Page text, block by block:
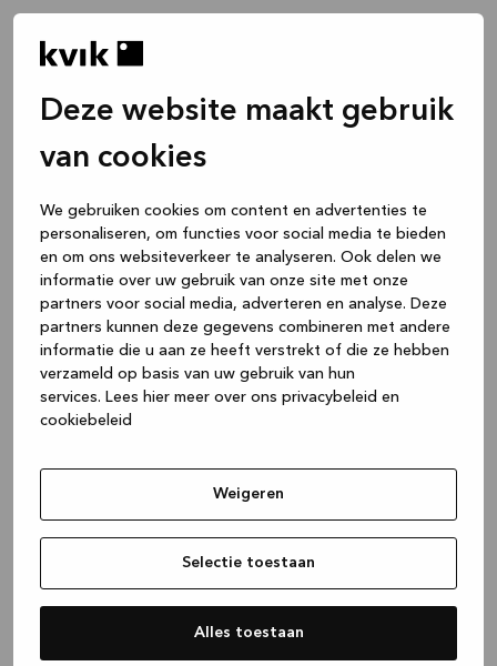
Deze website maakt gebruik
van cookies
We gebruiken cookies om content en advertenties te
personaliseren, om functies voor social media te bieden
en om ons websiteverkeer te analyseren. Ook delen we
informatie over uw gebruik van onze site met onze
partners voor social media, adverteren en analyse. Deze
partners kunnen deze gegevens combineren met andere
informatie die u aan ze heeft verstrekt of die ze hebben
verzameld op basis van uw gebruik van hun
services. Lees hier meer over ons privacybeleid en
cookiebeleid
Weigeren
Selectie toestaan
Alles toestaan